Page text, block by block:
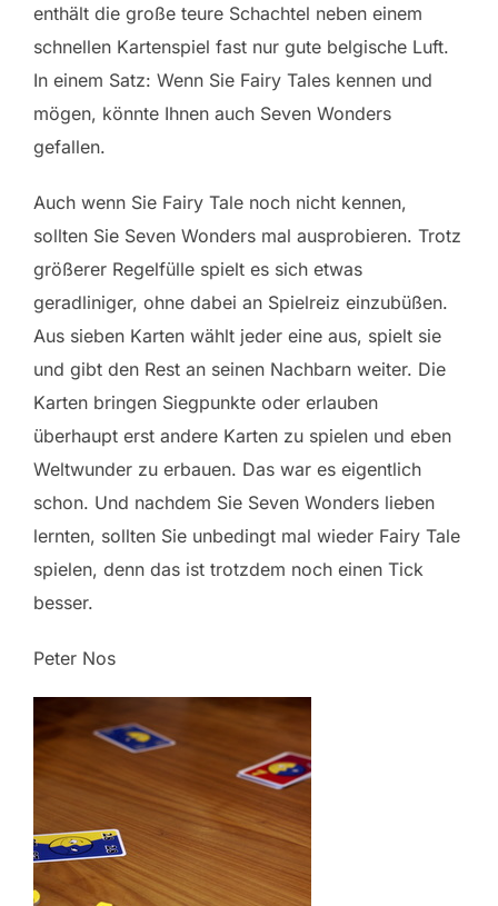
enthält die große teure Schachtel neben einem
schnellen Kartenspiel fast nur gute belgische Luft.
In einem Satz: Wenn Sie Fairy Tales kennen und
mögen, könnte Ihnen auch Seven Wonders
gefallen.
Auch wenn Sie Fairy Tale noch nicht kennen,
sollten Sie Seven Wonders mal ausprobieren. Trotz
größerer Regelfülle spielt es sich etwas
geradliniger, ohne dabei an Spielreiz einzubüßen.
Aus sieben Karten wählt jeder eine aus, spielt sie
und gibt den Rest an seinen Nachbarn weiter. Die
Karten bringen Siegpunkte oder erlauben
überhaupt erst andere Karten zu spielen und eben
Weltwunder zu erbauen. Das war es eigentlich
schon. Und nachdem Sie Seven Wonders lieben
lernten, sollten Sie unbedingt mal wieder Fairy Tale
spielen, denn das ist trotzdem noch einen Tick
besser.
Peter Nos